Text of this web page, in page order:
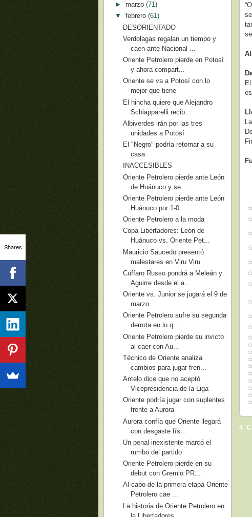
4
► marzo (71)
▼ febrero (61)
DESORIENTADO
Verdolagas regalan un tiempo y
caen ante Nacional ...
Oriente Petrolero pierde en Potosí
y ahora compart...
Oriente se va a Potosí con lo
mejor que tiene
El hincha quiere que Alejandro
Schiapparelli recib...
Albiverdes irán por las tres
unidades a Potosí
El "Negro" podría retornar a su
casa
INACCESIBLES
Oriente Petrolero pierde ante León
de Huánuco y se...
Oriente Petrolero pierde ante León
Huánuco por 1-0...
Oriente Petrolero a la moda
Copa Libertadores: León de
Huánuco vs. Oriente Pet...
Mauricio Saucedo presentó
malestares en Viru Viru
Cuffaro Russo pondrá a Meleán y
Aguirre desde el a...
Oriente vs. Junior se jugará el 9 de
marzo
Oriente Petrolero sufre su segunda
derrota en lo q...
Oriente Petrolero pierde su invicto
al caer con Au...
Técnico de Oriente analiza
cambios para jugar fren...
Antelo dice que no aceptó
Vicepresidencia de la Liga
Oriente podría jugar con suplentes
frente a Aurora
Aurora confía que Oriente llegará
con desgaste fís...
Un penal inexistente marcó el
rumbo del partido
Oriente Petrolero pierde en su
debut con Gremio PR...
Al cabo de la primera etapa Oriente
Petrolero cae ...
La historia de Oriente Petrolero en
la Libertadores
Shares